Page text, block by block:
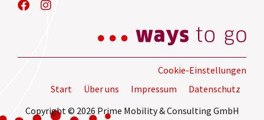
Copyright © 2026 Prime Mobility & Consulting GmbH
Cookie-Einstellungen
Start
Über uns Impressum Datenschutz